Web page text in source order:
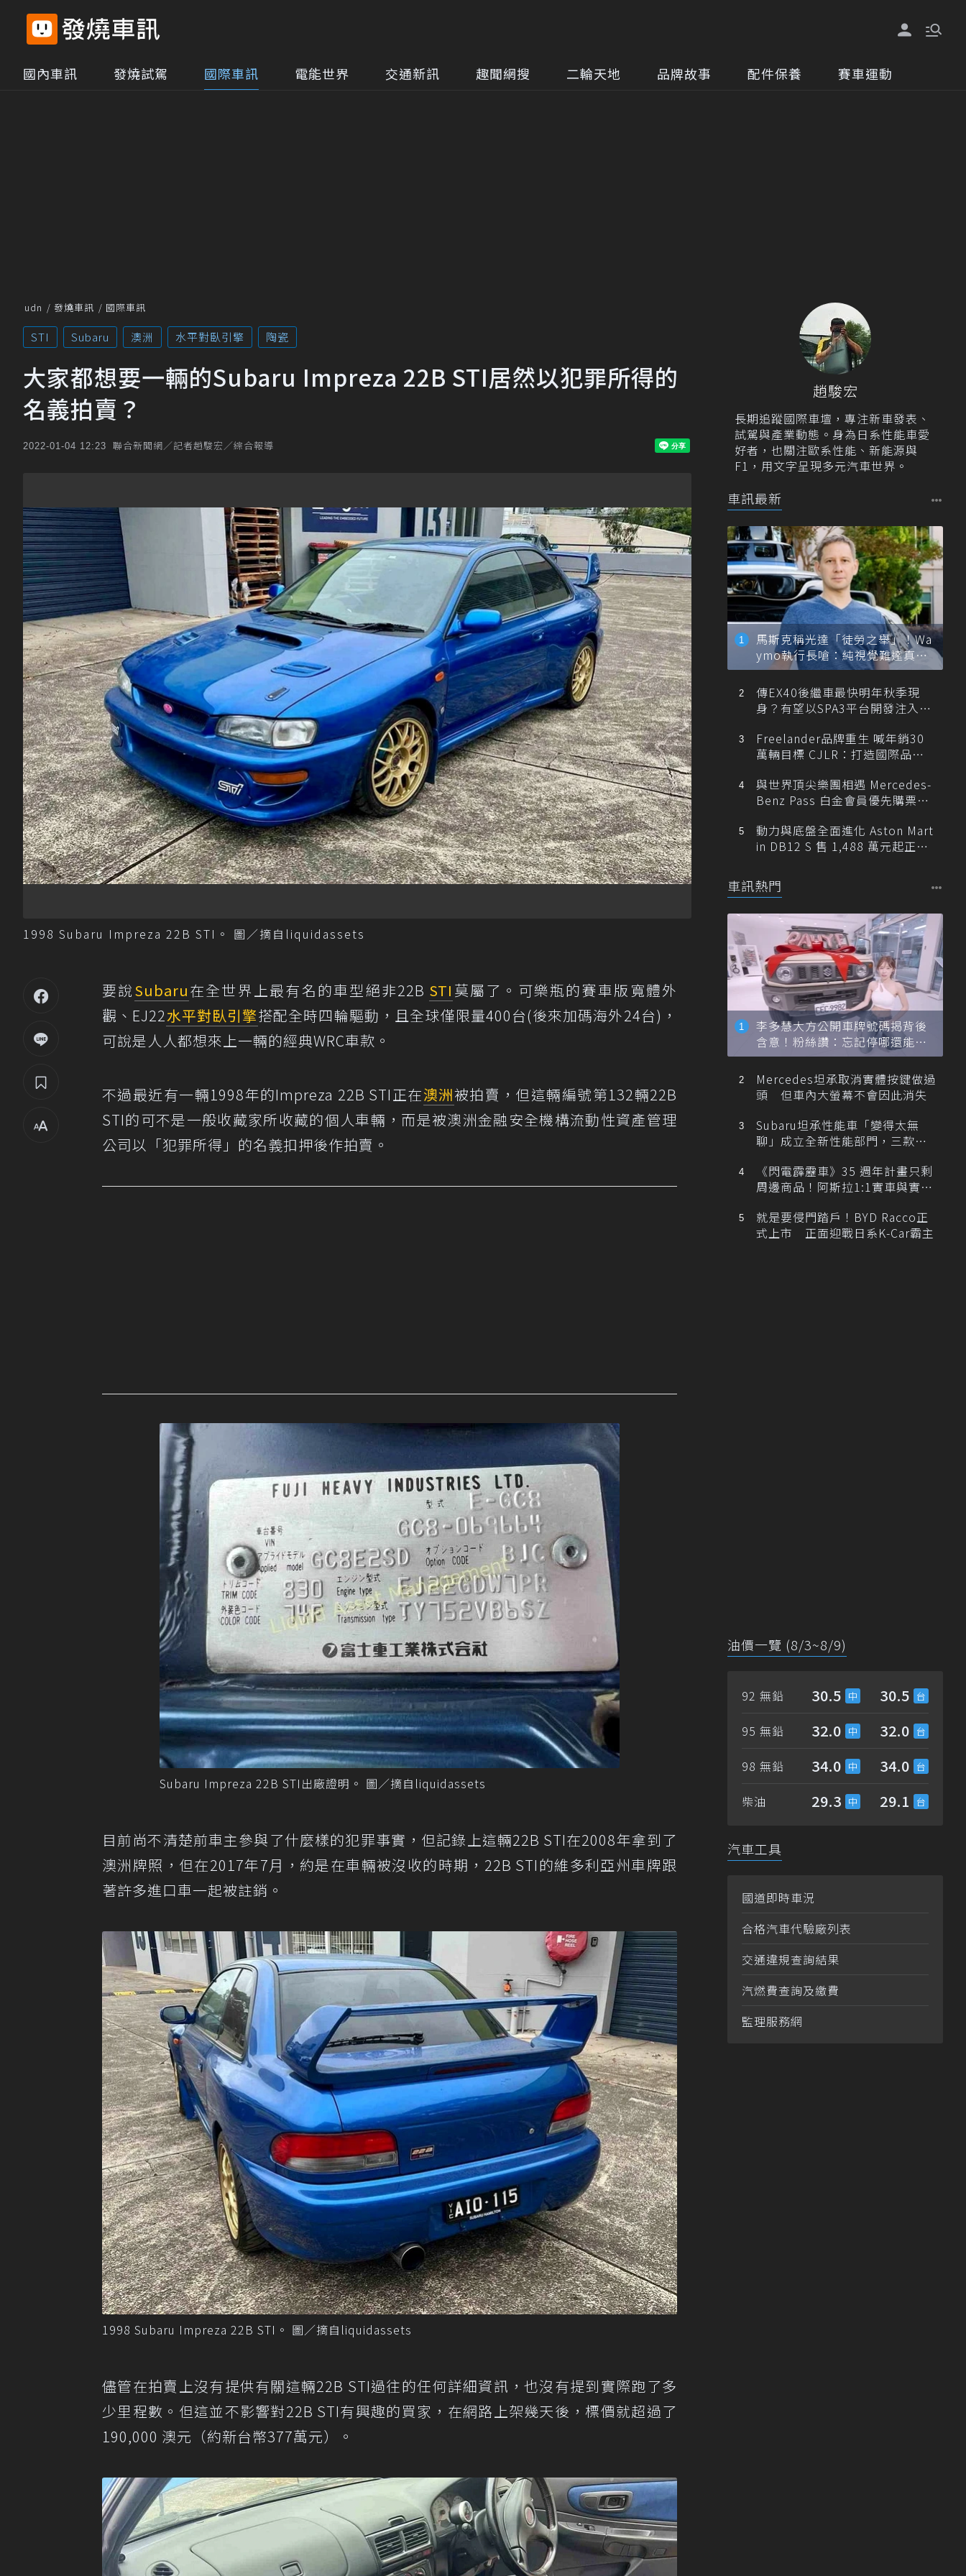
國內車訊 發燒試駕 國際車訊 電能世界 交通新訊 趣聞網搜 二輪天地 品牌故事 配件保養 賽車運動
udn 發燒車訊 國際車訊
STI Subaru 澳洲 水平對臥引擎 陶瓷
大家都想要一輛的Subaru Impreza 22B STI居然以犯罪所得的
名義拍賣？
2022-01-04 12:23 聯合新聞網／記者趙駿宏／綜合報導
1998 Subaru Impreza 22B STI。 圖／摘自liquidassets
要說Subaru在全世界上最有名的車型絕非22B STI 莫屬了。可樂瓶的賽車版寬體外
觀、EJ22水平對臥引擎搭配全時四輪驅動，且全球僅限量400台(後來加碼海外24台)，
可說是人人都想來上一輛的經典WRC車款。
不過最近有一輛1998年的Impreza 22B STI正在澳洲被拍賣，但這輛編號第132輛22B
STI的可不是一般收藏家所收藏的個人車輛，而是被澳洲金融安全機構流動性資產管理
公司以「犯罪所得」的名義扣押後作拍賣。
Subaru Impreza 22B STI出廠證明。 圖／摘自liquidassets
目前尚不清楚前車主參與了什麼樣的犯罪事實，但記錄上這輛22B STI在2008年拿到了
澳洲牌照，但在2017年7月，約是在車輛被沒收的時期，22B STI的維多利亞州車牌跟
著許多進口車一起被註銷。
1998 Subaru Impreza 22B STI。 圖／摘自liquidassets
儘管在拍賣上沒有提供有關這輛22B STI過往的任何詳細資訊，也沒有提到實際跑了多
少里程數。但這並不影響對22B STI有興趣的買家，在網路上架幾天後，標價就超過了
190,000 澳元（約新台幣377萬元）。
趙駿宏
長期追蹤國際車壇，專注新車發表、
試駕與產業動態。身為日系性能車愛
好者，也關注歐系性能、新能源與
F1，用文字呈現多元汽車世界。
車訊最新
馬斯克稱光達「徒勞之舉」！Wa
ymo執行長嗆：純視覺難達真正
自動駕駛
傳EX40後繼車最快明年秋季現
身？有望以SPA3平台開發注入80
Freelander品牌重生 喊年銷30
萬輛目標 CJLR：打造國際品牌
與世界頂尖樂團相遇 Mercedes-
Benz Pass 白金會員優先購票維
動力與底盤全面進化 Aston Mart
in DB12 S 售 1,488 萬元起正式
車訊熱門
李多慧大方公開車牌號碼揭背後
含意！粉絲讚：忘記停哪還能幫
忙找車
Mercedes坦承取消實體按鍵做過
頭 但車內大螢幕不會因此消失
Subaru坦承性能車「變得太無
聊」成立全新性能部門，三款手
《閃電霹靂車》35 週年計畫只剩
周邊商品！阿斯拉1:1實車與實體
就是要侵門踏戶！BYD Racco正
式上市 正面迎戰日系K-Car霸主
油價一覽 (8/3~8/9)
92 無鉛 30.5 30.5
95 無鉛 32.0 32.0
98 無鉛 34.0 34.0
柴油 29.3 29.1
汽車工具
國道即時車況
合格汽車代驗廠列表
交通違規查詢結果
汽燃費查詢及繳費
監理服務網